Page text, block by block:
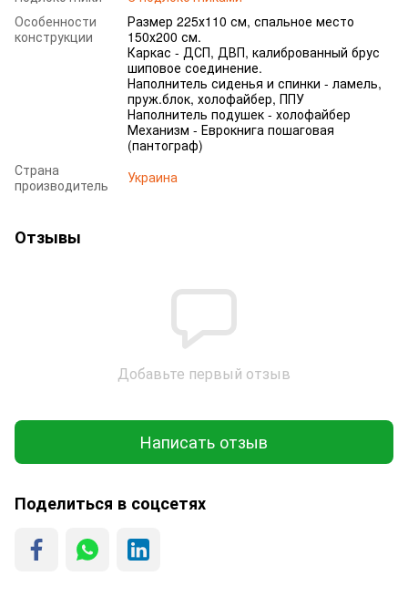
Особенности
конструкции
Размер 225х110 см, спальное место
150х200 см.
Каркас - ДСП, ДВП, калиброванный брус
шиповое соединение.
Наполнитель сиденья и спинки - ламель,
пруж.блок, холофайбер, ППУ
Наполнитель подушек - холофайбер
Механизм - Еврокнига пошаговая
(пантограф)
Страна
производитель
Украина
Отзывы
Добавьте первый отзыв
Написать отзыв
Поделиться в соцсетях